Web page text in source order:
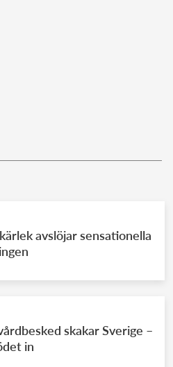
avslöjar sensationella
skakar Sverige –
in